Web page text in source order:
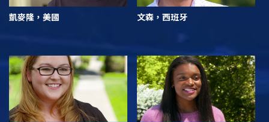
凱麥隆，美國 文森，西班牙